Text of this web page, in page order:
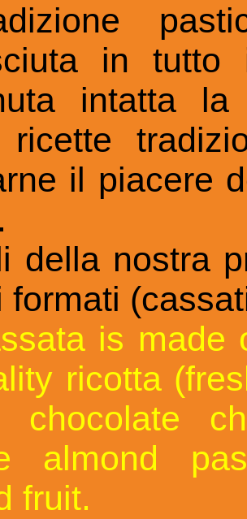
in
intatta
ricette
il piacere
della nostra
formati
is made
ricotta
chocolate
almond
fruit.